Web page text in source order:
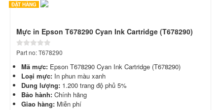
ĐẶT HÀNG
Mực in Epson T678290 Cyan Ink Cartridge (T678290)
Part no: T678290
Mã mực: Epson T678290 Cyan Ink Cartridge (T678290)
Loại mực: In phun màu xanh
Dung lượng: 1.200 trang độ phủ 5%
Bảo hành: Chính hãng
Giao hàng: Miễn phí